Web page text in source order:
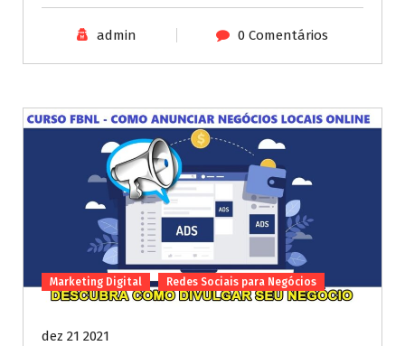
admin 0 Comentários
Marketing Digital Redes Sociais para Negócios
dez 21 2021